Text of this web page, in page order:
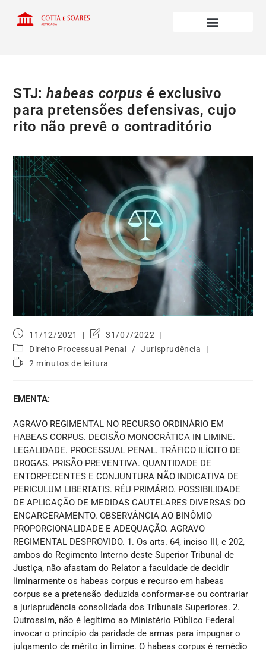
STJ:habeas corpus é exclusivo
para pretensões defensivas, cujo
rito não prevê o contraditório
11/12/2021
31/07/2022
Direito Processual Penal
/ Jurisprudência
2 minutos de leitura
EMENTA:
AGRAVO REGIMENTAL NO RECURSO ORDINÁRIO EM
HABEAS CORPUS. DECISÃO MONOCRÁTICA IN LIMINE.
LEGALIDADE. PROCESSUAL PENAL. TRÁFICO ILÍCITO DE
DROGAS. PRISÃO PREVENTIVA. QUANTIDADE DE
ENTORPECENTES E CONJUNTURA NÃO INDICATIVA DE
PERICULUM LIBERTATIS. RÉU PRIMÁRIO. POSSIBILIDADE
DE APLICAÇÃO DE MEDIDAS CAUTELARES DIVERSAS DO
ENCARCERAMENTO. OBSERVÂNCIA AO BINÔMIO
PROPORCIONALIDADE E ADEQUAÇÃO. AGRAVO
REGIMENTAL DESPROVIDO. 1. Os arts. 64, inciso III, e 202,
ambos do Regimento Interno deste Superior Tribunal de
Justiça, não afastam do Relator a faculdade de decidir
liminarmente os habeas corpus e recurso em habeas
corpus se a pretensão deduzida conformar-se ou contrariar
a jurisprudência consolidada dos Tribunais Superiores. 2.
Outrossim, não é legítimo ao Ministério Público Federal
invocar o princípio da paridade de armas para impugnar o
julgamento de mérito in limine. O habeas corpus é remédio